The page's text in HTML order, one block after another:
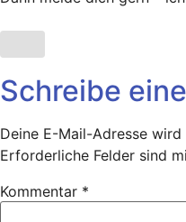
Schreibe
Deine E-Mail-Adresse
Erforderliche Felder sind
Kommentar *